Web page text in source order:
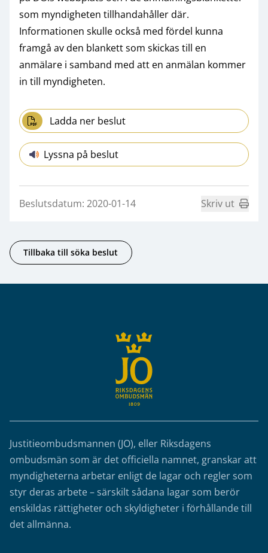
som myndigheten tillhandahåller där.
Informationen skulle också med fördel kunna
framgå av den blankett som skickas till en
anmälare i samband med att en anmälan kommer
in till myndigheten.
Ladda ner beslut
Lyssna på beslut
Beslutsdatum: 2020-01-14 Skriv ut
Tillbaka till söka beslut
Justitieombudsmannen (JO), eller Riksdagens
ombudsmän som är det officiella namnet, granskar att
myndigheterna arbetar enligt de lagar och regler som
styr deras arbete – särskilt sådana lagar som berör
enskildas rättigheter och skyldigheter i förhållande till
det allmänna.